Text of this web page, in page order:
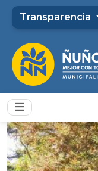
Transparencia